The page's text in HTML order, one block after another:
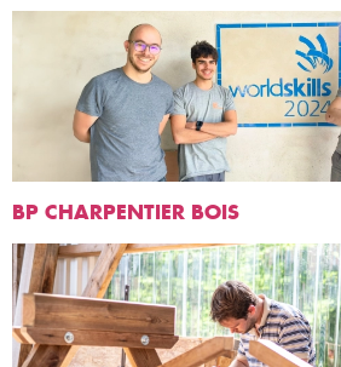
BP CHARPENTIER BOIS